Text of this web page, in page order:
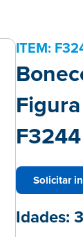
ITEM:
Solicitar
Idades: